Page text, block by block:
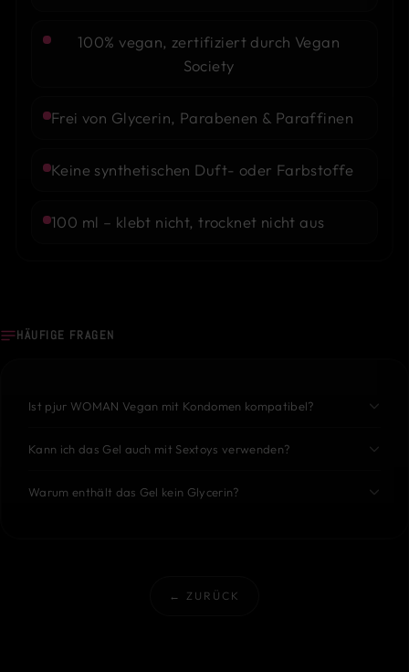
100% vegan, zertifiziert durch Vegan
Society
Frei von Glycerin, Parabenen & Paraffinen
Keine synthetischen Duft- oder Farbstoffe
100 ml – klebt nicht, trocknet nicht aus
HÄUFIGE FRAGEN
Ist pjur WOMAN Vegan mit Kondomen kompatibel?
Kann ich das Gel auch mit Sextoys verwenden?
Warum enthält das Gel kein Glycerin?
← ZURÜCK